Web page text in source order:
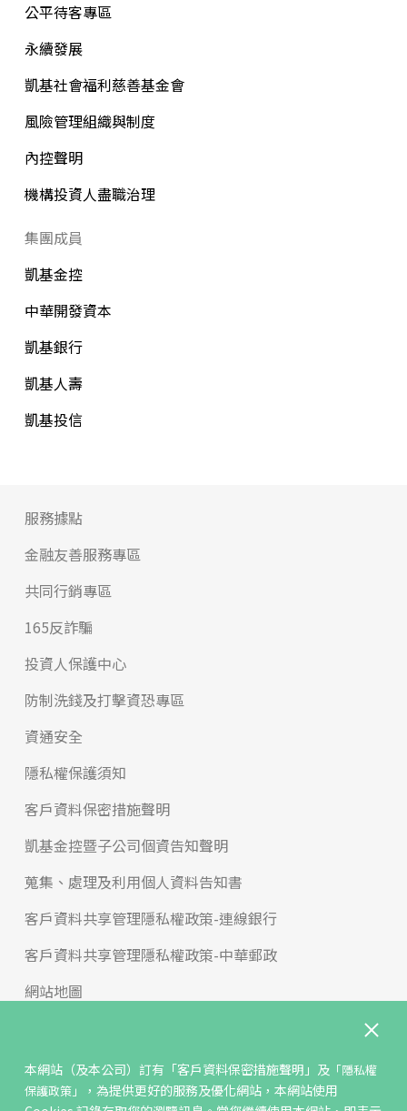
本網站（及本公司）訂有 「客戶資料保密措施聲明」 及「隱私權
保護政策」
，為提供更好的服務及優化網站，本網站使用
公平待客專區
永續發展
凱基社會福利慈善基金會
風險管理組織與制度
內控聲明
機構投資人盡職治理
集團成員
凱基金控
中華開發資本
凱基銀行
凱基人壽
凱基投信
服務據點
金融友善服務專區
共同行銷專區
165反詐騙
投資人保護中心
防制洗錢及打擊資恐專區
資通安全
隱私權保護須知
客戶資料保密措施聲明
凱基金控暨子公司個資告知聲明
蒐集、處理及利用個人資料告知書
客戶資料共享管理隱私權政策-連線銀行
客戶資料共享管理隱私權政策-中華郵政
網站地圖
免責聲明
聯絡我們